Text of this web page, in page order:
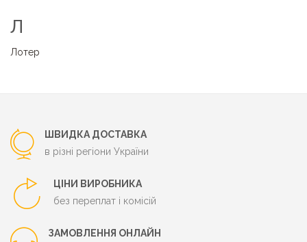
Л
Лотер
ШВИДКА ДОСТАВКА
в різні регіони України
ЦІНИ ВИРОБНИКА
без переплат і комісій
ЗАМОВЛЕННЯ ОНЛАЙН